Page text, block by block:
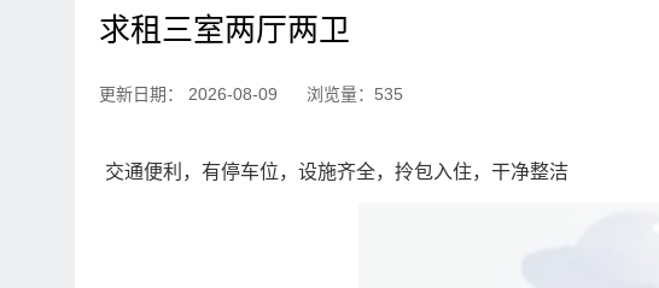
求租三室两厅两卫
更新日期： 2026-08-09 浏览量：535
交通便利，有停车位，设施齐全，拎包入住，干净整洁